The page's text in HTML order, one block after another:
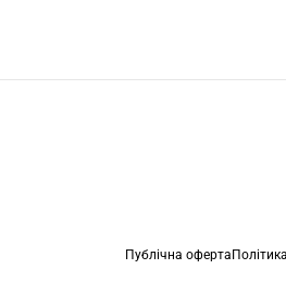
Публічна оферта